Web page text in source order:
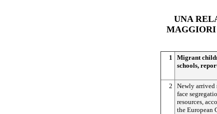
UNA
1
Migrant
schools,
2
Newly arrived
face
resources,
the European